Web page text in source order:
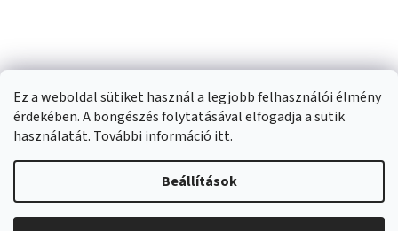
Ez a weboldal sütiket használ a legjobb felhasználói élmény
érdekében. A böngészés folytatásával elfogadja a sütik
használatát. További információ itt.
Beállítások
Shoptet készítette